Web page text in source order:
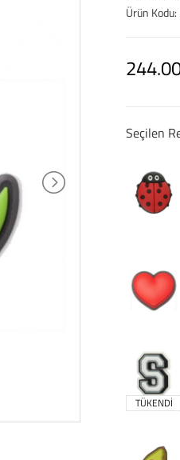
Ürün
Seçilen
TÜKENDİ